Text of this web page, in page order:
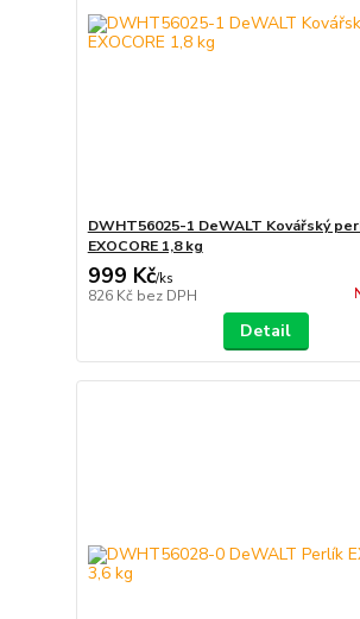
DWHT56025-1 DeWALT Kovářský
EXOCORE 1,8 kg
999 Kč/ks
826 Kč bez DPH
Detail